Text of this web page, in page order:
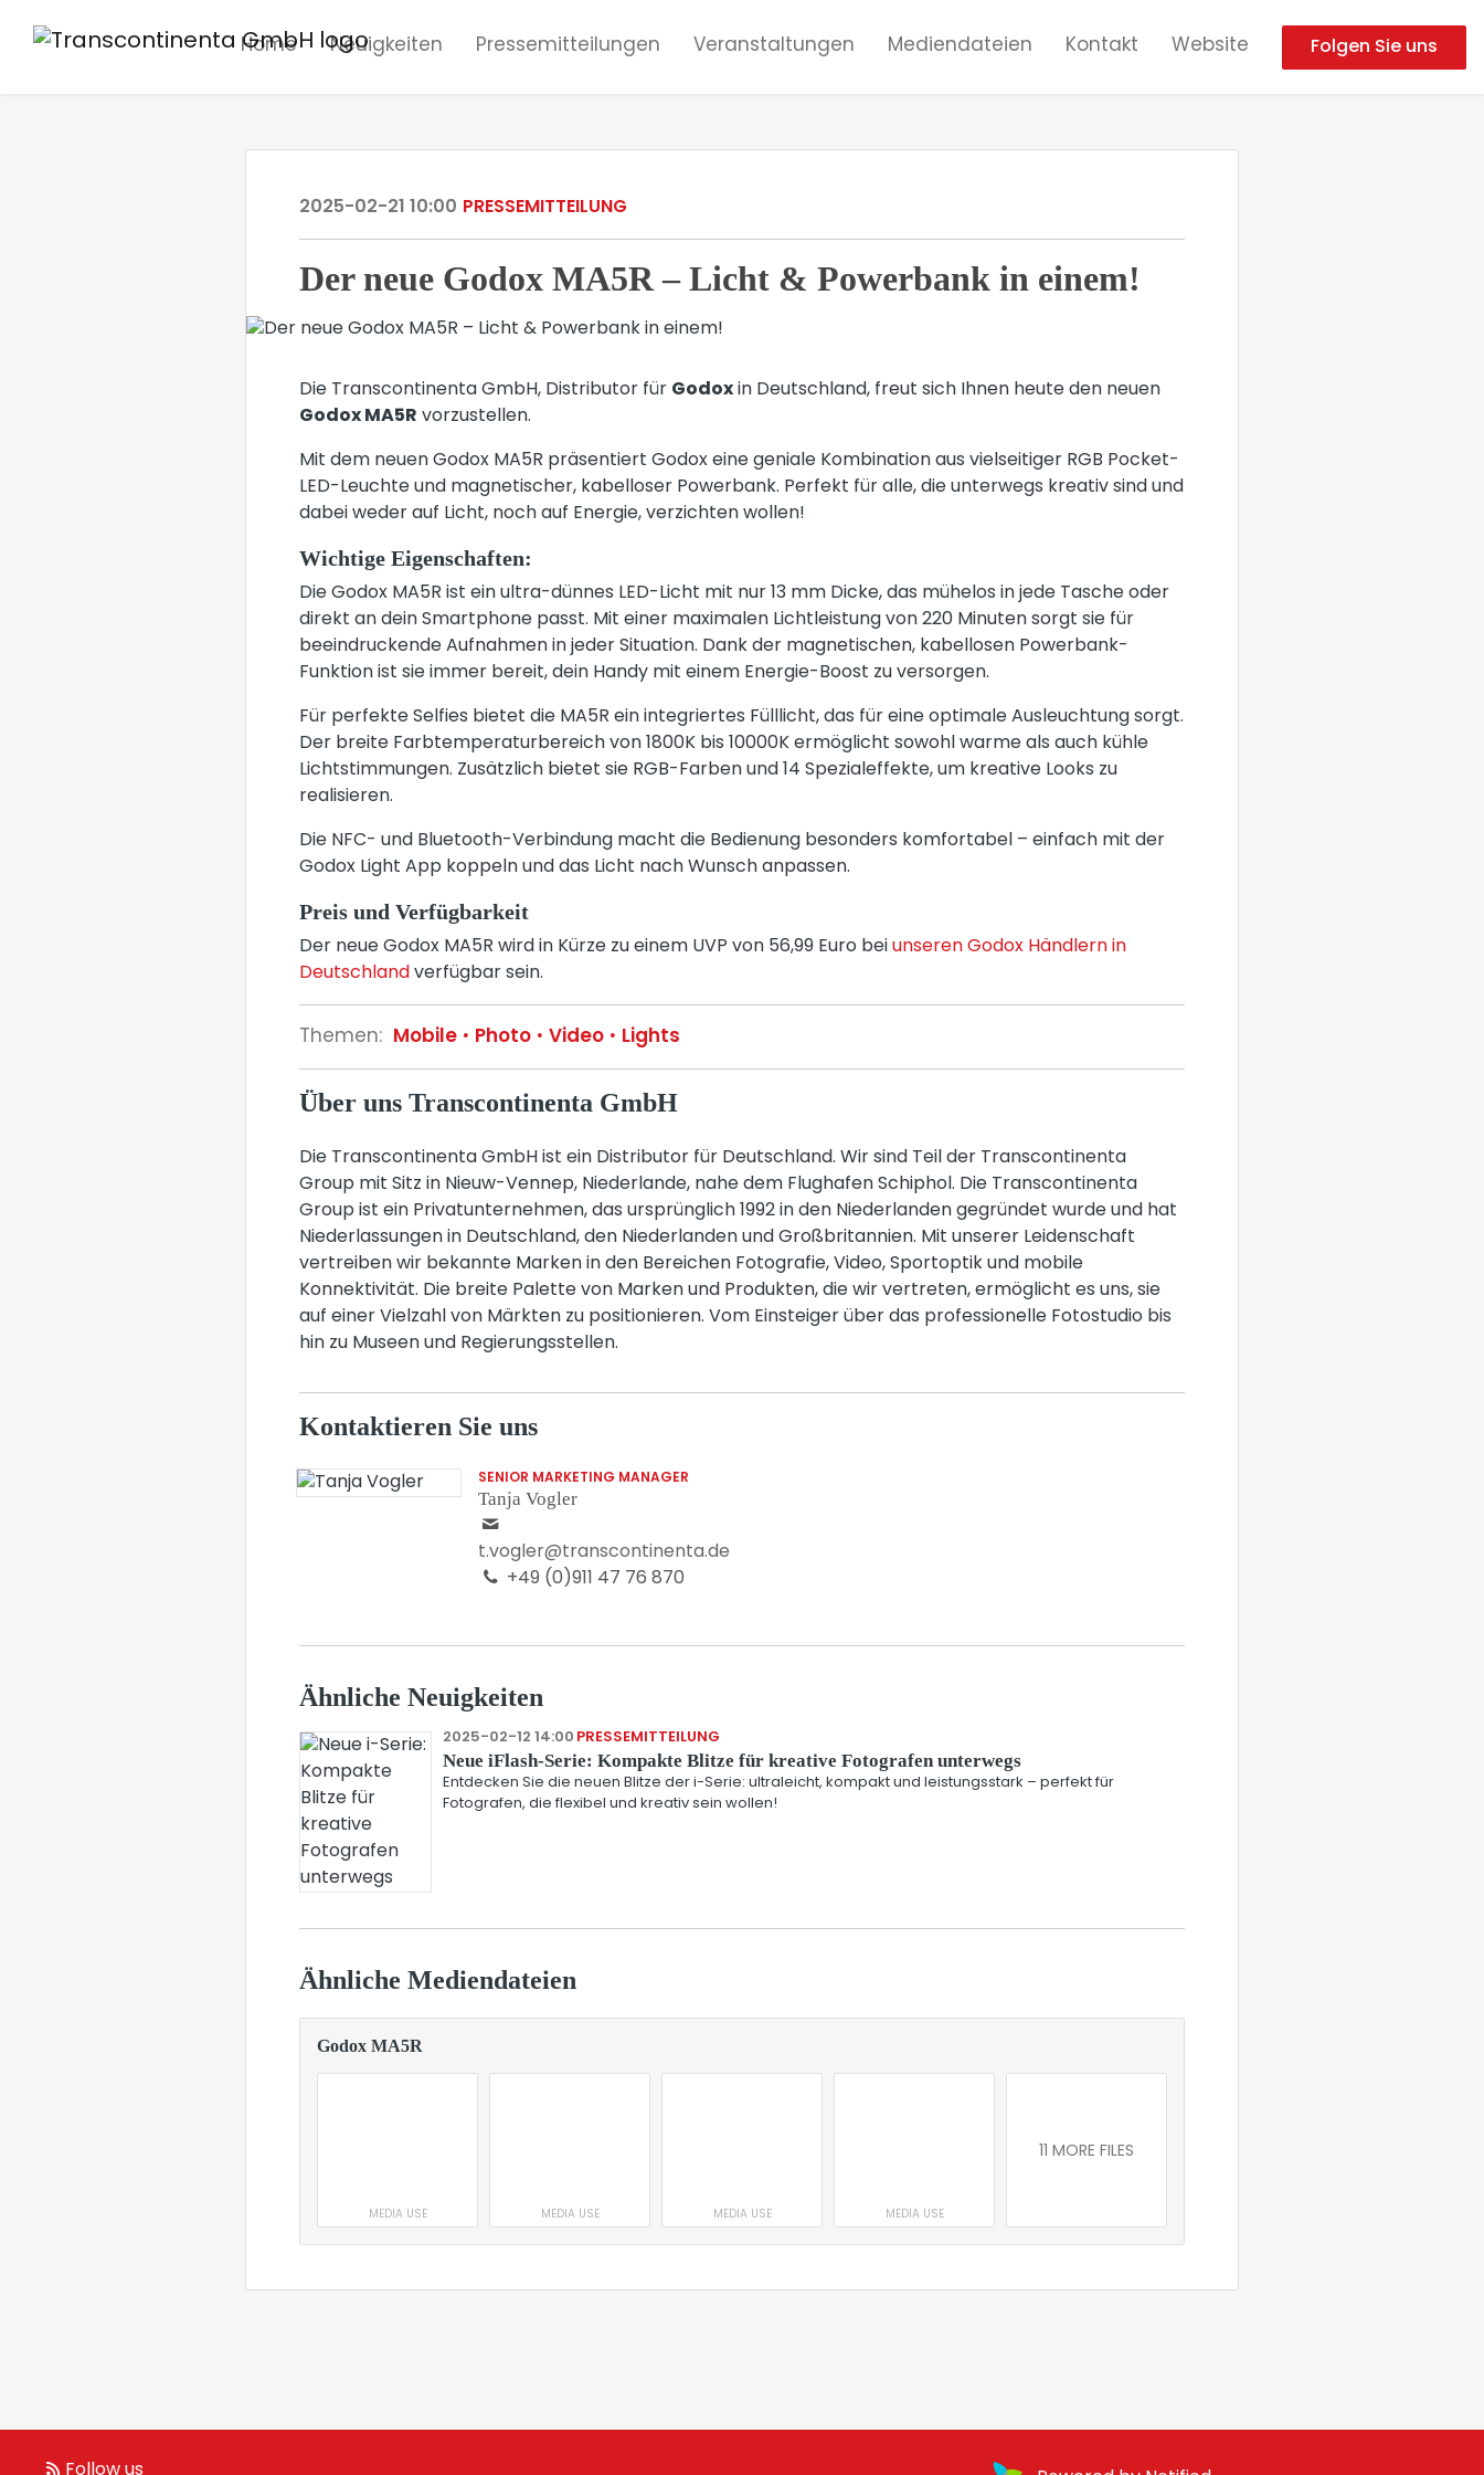
Home Neuigkeiten Pressemitteilungen Veranstaltungen Mediendateien Kontakt Website Folgen Sie uns
2025-02-21 10:00 PRESSEMITTEILUNG
Der neue Godox MA5R – Licht & Powerbank in einem!
Die Transcontinenta GmbH, Distributor für Godox in Deutschland, freut sich Ihnen heute den neuen
Godox MA5R vorzustellen.
Mit dem neuen Godox MA5R präsentiert Godox eine geniale Kombination aus vielseitiger RGB Pocket-
LED-Leuchte und magnetischer, kabelloser Powerbank. Perfekt für alle, die unterwegs kreativ sind und
dabei weder auf Licht, noch auf Energie, verzichten wollen!
Wichtige Eigenschaften:
Die Godox MA5R ist ein ultra-dünnes LED-Licht mit nur 13 mm Dicke, das mühelos in jede Tasche oder
direkt an dein Smartphone passt. Mit einer maximalen Lichtleistung von 220 Minuten sorgt sie für
beeindruckende Aufnahmen in jeder Situation. Dank der magnetischen, kabellosen Powerbank-
Funktion ist sie immer bereit, dein Handy mit einem Energie-Boost zu versorgen.
Für perfekte Selfies bietet die MA5R ein integriertes Fülllicht, das für eine optimale Ausleuchtung sorgt.
Der breite Farbtemperaturbereich von 1800K bis 10000K ermöglicht sowohl warme als auch kühle
Lichtstimmungen. Zusätzlich bietet sie RGB-Farben und 14 Spezialeffekte, um kreative Looks zu
realisieren.
Die NFC- und Bluetooth-Verbindung macht die Bedienung besonders komfortabel – einfach mit der
Godox Light App koppeln und das Licht nach Wunsch anpassen.
Preis und Verfügbarkeit
Der neue Godox MA5R wird in Kürze zu einem UVP von 56,99 Euro bei unseren Godox Händlern in
Deutschland verfügbar sein.
Themen: Mobile Photo Video Lights
Über uns Transcontinenta GmbH
Die Transcontinenta GmbH ist ein Distributor für Deutschland. Wir sind Teil der Transcontinenta
Group mit Sitz in Nieuw-Vennep, Niederlande, nahe dem Flughafen Schiphol. Die Transcontinenta
Group ist ein Privatunternehmen, das ursprünglich 1992 in den Niederlanden gegründet wurde und hat
Niederlassungen in Deutschland, den Niederlanden und Großbritannien. Mit unserer Leidenschaft
vertreiben wir bekannte Marken in den Bereichen Fotografie, Video, Sportoptik und mobile
Konnektivität. Die breite Palette von Marken und Produkten, die wir vertreten, ermöglicht es uns, sie
auf einer Vielzahl von Märkten zu positionieren. Vom Einsteiger über das professionelle Fotostudio bis
hin zu Museen und Regierungsstellen.
Kontaktieren Sie uns
SENIOR MARKETING MANAGER
Tanja Vogler
t.vogler@transcontinenta.de
+49 (0)911 47 76 870
Ähnliche Neuigkeiten
2025-02-12 14:00 PRESSEMITTEILUNG
Neue iFlash-Serie: Kompakte Blitze für kreative Fotografen unterwegs
Entdecken Sie die neuen Blitze der i-Serie: ultraleicht, kompakt und leistungsstark – perfekt für
Fotografen, die flexibel und kreativ sein wollen!
Ähnliche Mediendateien
Godox MA5R
MEDIA USE MEDIA USE MEDIA USE MEDIA USE
11 MORE FILES
Follow us